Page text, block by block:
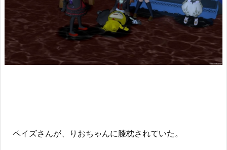
ペイズさんが、りおちゃんに膝枕されていた。